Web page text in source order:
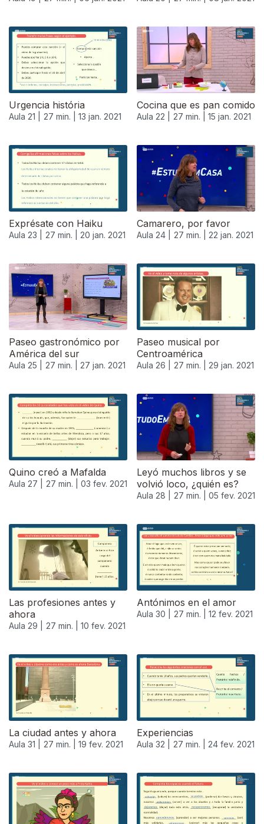
Urgencia história
Aula 21 | 27 min. | 13 jan. 2021
Cocina que es pan comido
Aula 22 | 27 min. | 15 jan. 2021
Exprésate con Haiku
Aula 23 | 27 min. | 20 jan. 2021
Camarero, por favor
Aula 24 | 27 min. | 22 jan. 2021
519502
Paseo gastronómico por
América del sur
Aula 25 | 27 min. | 27 jan. 2021
Paseo musical por
Centroamérica
Aula 26 | 27 min. | 29 jan. 2021
Quino creó a Mafalda
Aula 27 | 27 min. | 03 fev. 2021
Leyó muchos libros y se
volvió loco, ¿quién es?
Aula 28 | 27 min. | 05 fev. 2021
Las profesiones antes y
ahora
Aula 29 | 27 min. | 10 fev. 2021
Antónimos en el amor
Aula 30 | 27 min. | 12 fev. 2021
La ciudad antes y ahora
Aula 31 | 27 min. | 19 fev. 2021
Experiencias
Aula 32 | 27 min. | 24 fev. 2021